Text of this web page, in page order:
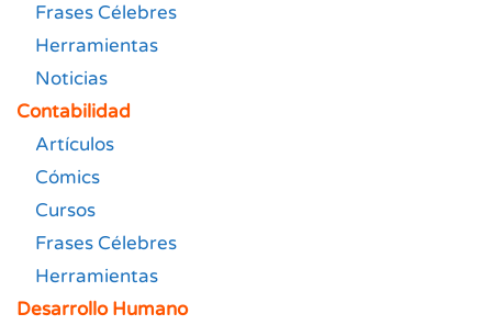
Frases Célebres
Herramientas
Noticias
Contabilidad
Artículos
Cómics
Cursos
Frases Célebres
Herramientas
Desarrollo Humano